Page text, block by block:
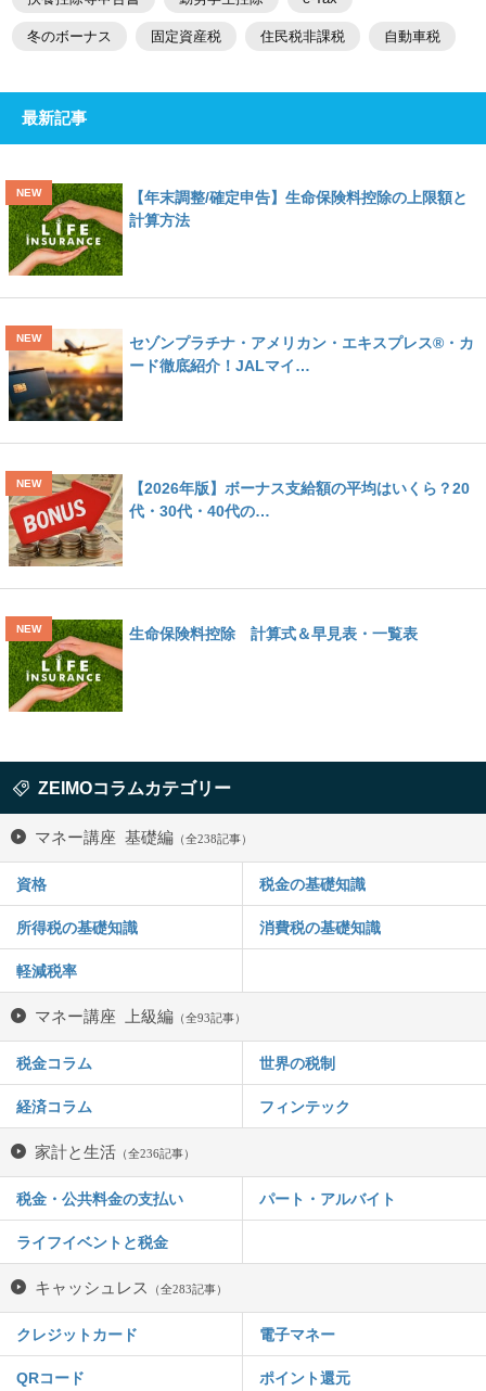
冬のボーナス 固定資産税 住民税非課税 自動車税
最新記事
【年末調整/確定申告】生命保険料控除の上限額と
計算方法
セゾンプラチナ・アメリカン・エキスプレス®・カ
ード徹底紹介！JALマイ…
【2026年版】ボーナス支給額の平均はいくら？20
代・30代・40代の…
生命保険料控除 計算式＆早見表・一覧表
ZEIMOコラムカテゴリー
マネー講座 基礎編 （全238記事）
資格 税金の基礎知識
所得税の基礎知識 消費税の基礎知識
軽減税率
マネー講座 上級編 （全93記事）
税金コラム 世界の税制
経済コラム フィンテック
家計と生活 （全236記事）
税金・公共料金の支払い パート・アルバイト
ライフイベントと税金
キャッシュレス （全283記事）
クレジットカード 電子マネー
QRコード ポイント還元